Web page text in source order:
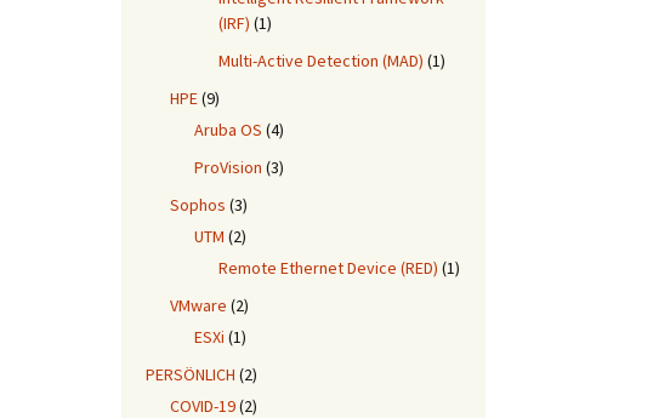
(IRF) (1)
Multi-Active Detection (MAD) (1)
HPE(9)
Aruba OS (4)
ProVision (3)
Sophos (3)
UTM (2)
Remote Ethernet Device (RED) (1)
VMware (2)
ESXi (1)
PERSÖNLICH (2)
COVID-19(2)